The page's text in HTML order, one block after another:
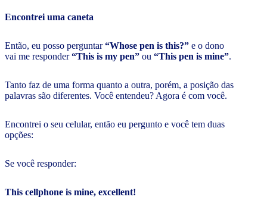
Encontrei uma caneta
Então, eu posso perguntar“Whose pen is this?” e o dono
vai me responder“This is my pen” ou “This pen is mine”.
Tanto faz de uma forma quanto a outra, porém, a posição das
palavras são diferentes. Você entendeu? Agora é com você.
Encontrei o seu celular, então eu pergunto e você tem duas
opções:
Se você responder:
This cellphone is mine, excellent!